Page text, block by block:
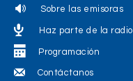
Sobre las emisoras
Haz parte de la radio
Programación
Contáctanos